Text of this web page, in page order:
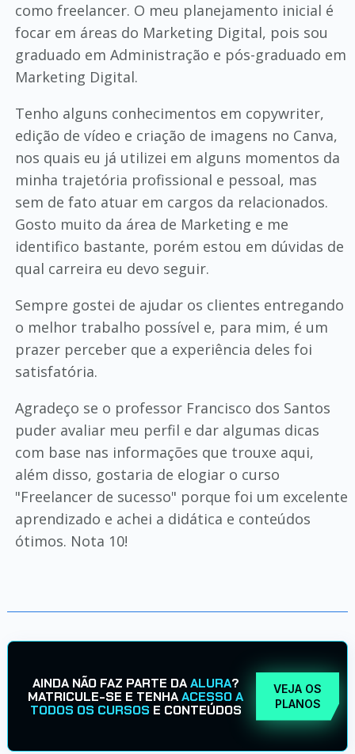
como freelancer. O meu planejamento inicial é
focar em áreas do Marketing Digital, pois sou
graduado em Administração e pós-graduado em
Marketing Digital.
Tenho alguns conhecimentos em copywriter,
edição de vídeo e criação de imagens no Canva,
nos quais eu já utilizei em alguns momentos da
minha trajetória profissional e pessoal, mas
sem de fato atuar em cargos da relacionados.
Gosto muito da área de Marketing e me
identifico bastante, porém estou em dúvidas de
qual carreira eu devo seguir.
Sempre gostei de ajudar os clientes entregando
o melhor trabalho possível e, para mim, é um
prazer perceber que a experiência deles foi
satisfatória.
Agradeço se o professor Francisco dos Santos
puder avaliar meu perfil e dar algumas dicas
com base nas informações que trouxe aqui,
além disso, gostaria de elogiar o curso
"Freelancer de sucesso" porque foi um excelente
aprendizado e achei a didática e conteúdos
ótimos. Nota 10!
AINDA NÃO FAZ PARTE DAALURA?
MATRICULE-SE E TENHAACESSO A
TODOS OS CURSOS E CONTEÚDOS
VEJA OS
PLANOS